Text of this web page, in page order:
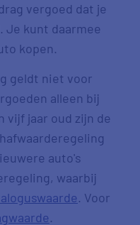
vergoed dat je
Je kunt daarmee
kopen.
geldt niet voor
alleen bij
vijf jaar oud zijn de
auto's
waarbij
. Voor
.